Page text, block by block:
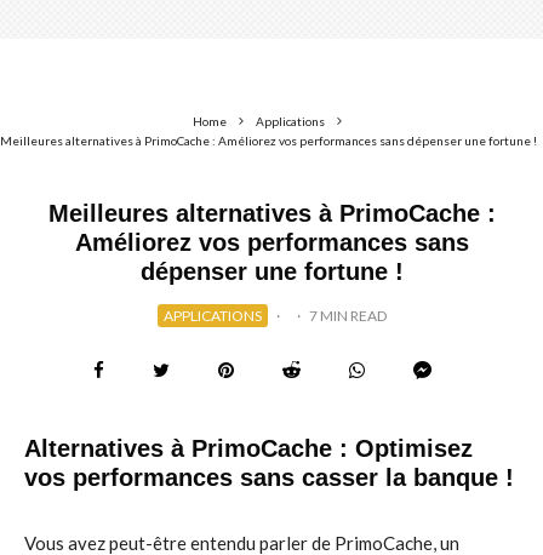
Home
Applications
Meilleures alternatives à PrimoCache : Améliorez vos performances sans dépenser une fortune !
Meilleures alternatives à PrimoCache :
Améliorez vos performances sans
dépenser une fortune !
APPLICATIONS · · 7 MIN READ
Alternatives à PrimoCache : Optimisez
vos performances sans casser la banque !
Vous avez peut-être entendu parler de PrimoCache, un